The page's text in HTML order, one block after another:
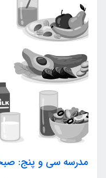
مدرسه سی و پنج: